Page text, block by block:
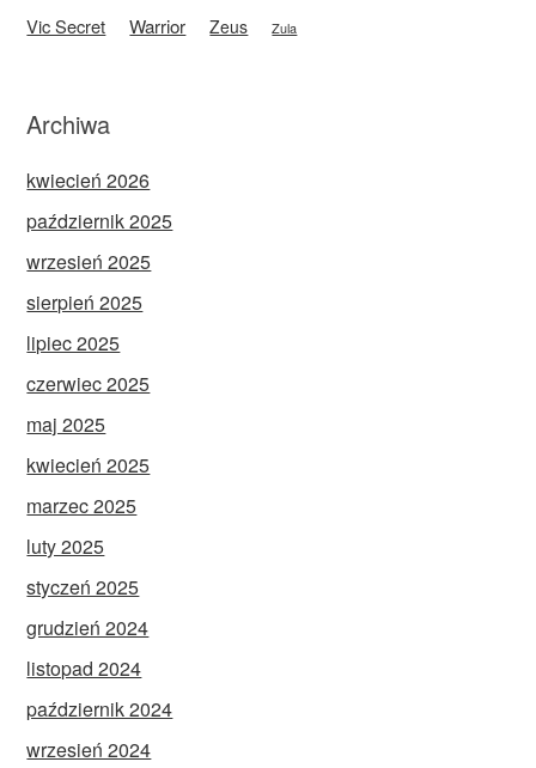
Vic Secret Warrior Zeus Zula
Archiwa
kwiecień 2026
październik 2025
wrzesień 2025
sierpień 2025
lipiec 2025
czerwiec 2025
maj 2025
kwiecień 2025
marzec 2025
luty 2025
styczeń 2025
grudzień 2024
listopad 2024
październik 2024
wrzesień 2024